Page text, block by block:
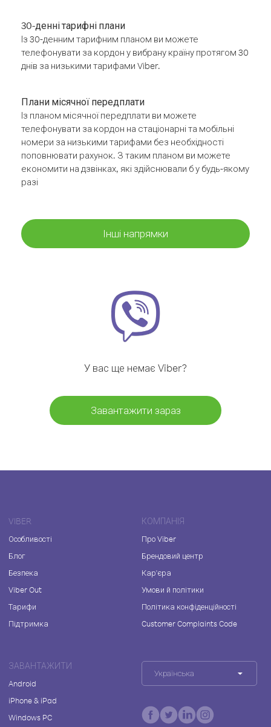
30-денні тарифні плани
Із 30-денним тарифним планом ви можете
телефонувати за кордон у вибрану країну протягом 30
днів за низькими тарифами Viber.
Плани місячної передплати
Із планом місячної передплати ви можете
телефонувати за кордон на стаціонарні та мобільні
номери за низькими тарифами без необхідності
поповнювати рахунок. З таким планом ви можете
економити на дзвінках, які здійснювали б у будь-якому
разі
Інші напрямки
У вас ще немає Viber?
Завантажити зараз
VIBER
Особливості
Блог
Безпека
Viber Out
Тарифи
Підтримка
КОМПАНІЯ
Про Viber
Брендовий центр
Кар'єра
Умови й політики
Політика конфіденційності
Customer Complaints Code
ЗАВАНТАЖИТИ
Android
iPhone & iPad
Windows PC
Українська